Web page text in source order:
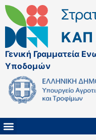
Γενική Γραμματεία
Υποδομών